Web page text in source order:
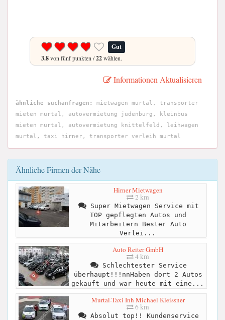
Gut
3.8von fünf punkten /22wählen.
Informationen Aktualisieren
ähnliche suchanfragen:
mietwagen murtal, transporter
mieten murtal, autovermietung judenburg, kleinbus
mieten murtal, autovermietung knittelfeld, leihwagen
murtal, taxi hirner, transporter verleih murtal
Ähnliche Firmen der Nähe
Hirner Mietwagen
2 km
Super Mietwagen Service mit
TOP gepflegten Autos und
Mitarbeitern Bester Auto
Verlei...
Auto Reiter GmbH
4 km
Schlechtester Service
überhaupt!!!nnHaben dort 2 Autos
gekauft und war heute mit eine...
Murtal-Taxi Inh Michael Kleissner
6 km
Absolut top!! Kundenservice